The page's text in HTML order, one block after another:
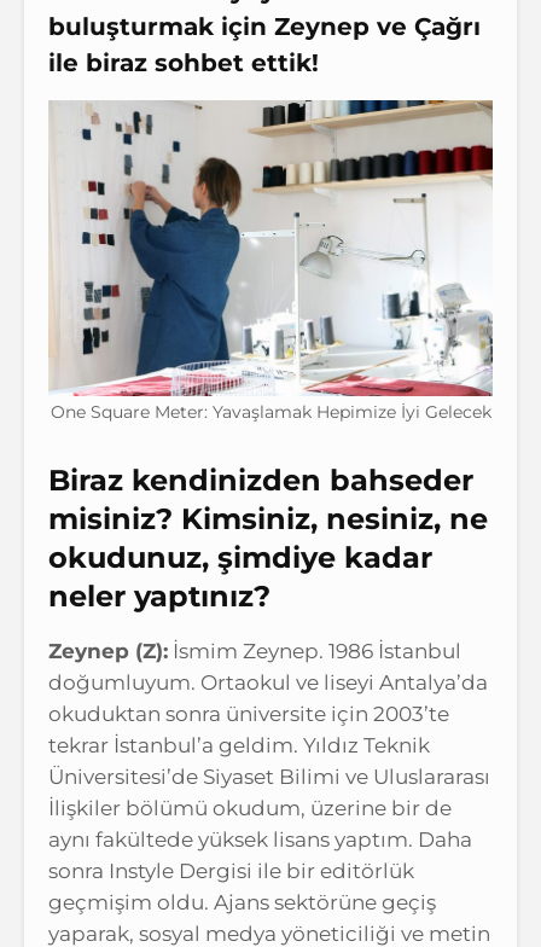
buluşturmak için Zeynep ve Çağrı
ile biraz sohbet ettik!
One Square Meter: Yavaşlamak Hepimize İyi Gelecek
Biraz kendinizden bahseder
misiniz? Kimsiniz, nesiniz, ne
okudunuz, şimdiye kadar
neler yaptınız?
Zeynep (Z): İsmim Zeynep. 1986 İstanbul
doğumluyum. Ortaokul ve liseyi Antalya’da
okuduktan sonra üniversite için 2003’te
tekrar İstanbul’a geldim. Yıldız Teknik
Üniversitesi’de Siyaset Bilimi ve Uluslararası
İlişkiler bölümü okudum, üzerine bir de
aynı fakültede yüksek lisans yaptım. Daha
sonra Instyle Dergisi ile bir editörlük
geçmişim oldu. Ajans sektörüne geçiş
yaparak, sosyal medya yöneticiliği ve metin